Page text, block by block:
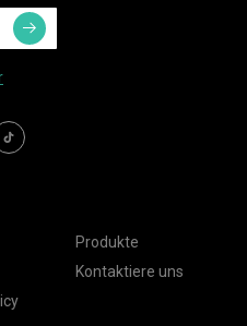
Produkte
Kontaktiere uns